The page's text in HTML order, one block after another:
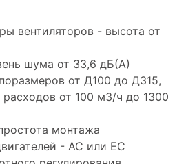
вентиляторов - высота от
шума от 33,6 дБ(А)
от Д100 до Д315,
от 100 м3/ч до 1300
монтажа
- АС или ЕС